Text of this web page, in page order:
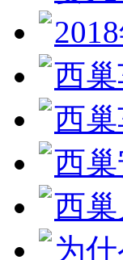
西
西
西
西
为